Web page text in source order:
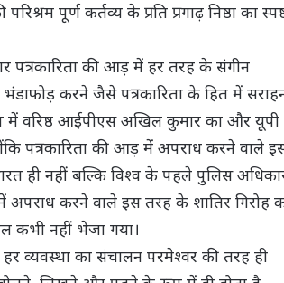
पूर्ण कर्तव्य के प्रति प्रगाढ़ निष्ठा का
पत्रकारिता की आड़ में हर तरह के संगीन
करने जैसे पत्रकारिता के हित में
में वरिष्ठ आईपीएस अखिल कुमार का और यूपी
पत्रकारिता की आड़ में अपराध करने वाले
ही नहीं बल्कि विश्व के पहले पुलिस
करने वाले इस तरह के शातिर गिरोह
कभी नहीं भेजा गया।
व्यवस्था का संचालन परमेश्वर की तरह ही